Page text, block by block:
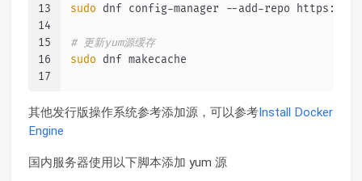
13
14
15
16
17
sudo dnf config-manager --add-repo https://
# 更新yum源缓存
sudo dnf makecache
其他发行版操作系统参考添加源，可以参考Install Docker
Engine
国内服务器使用以下脚本添加 yum 源